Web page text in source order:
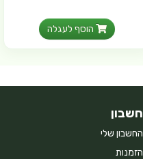
הוסף לעגלה
חשבון
החשבון שלי
הזמנות